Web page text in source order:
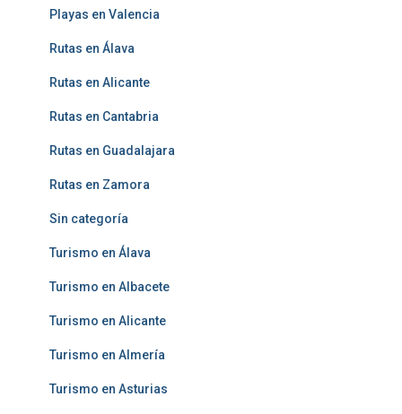
Playas en Valencia
Rutas en Álava
Rutas en Alicante
Rutas en Cantabria
Rutas en Guadalajara
Rutas en Zamora
Sin categoría
Turismo en Álava
Turismo en Albacete
Turismo en Alicante
Turismo en Almería
Turismo en Asturias